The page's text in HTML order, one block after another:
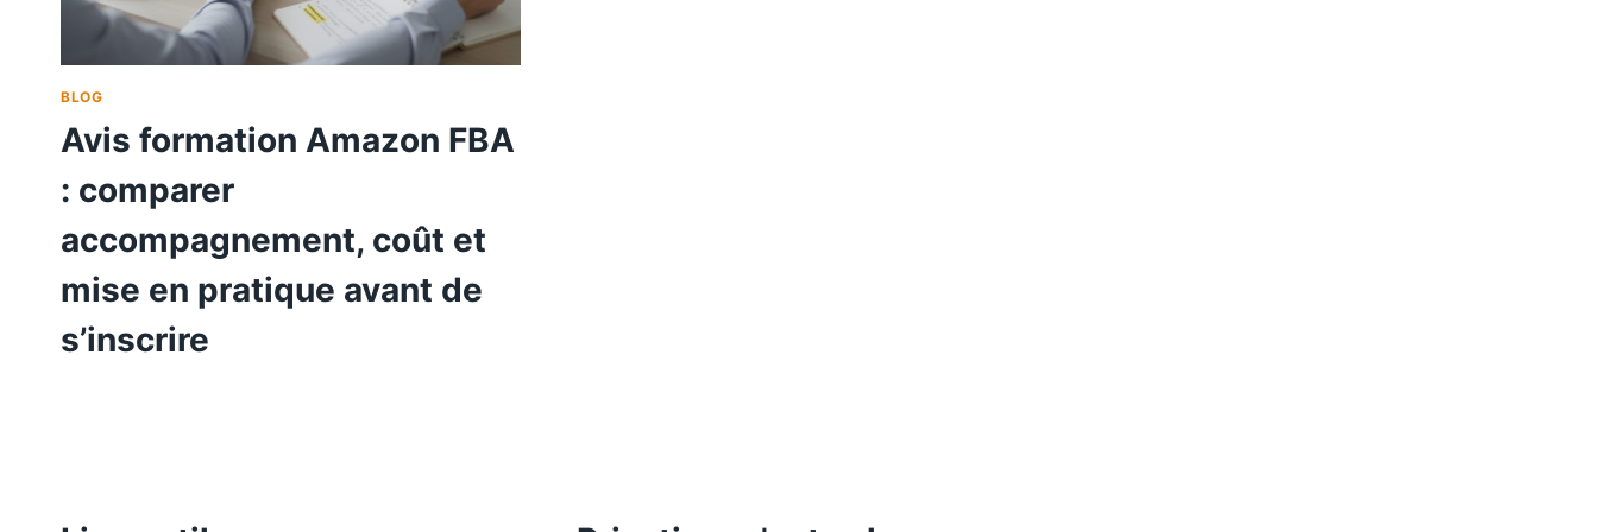
BLOG
Avis formation Amazon FBA
: comparer
accompagnement, coût et
mise en pratique avant de
s’inscrire